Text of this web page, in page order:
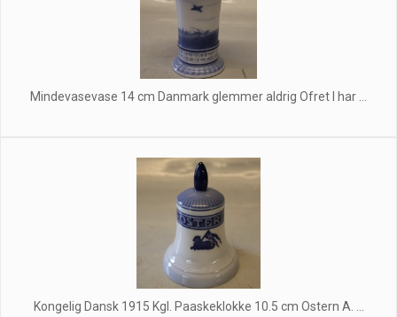
Mindevasevase 14 cm Danmark glemmer aldrig Ofret I har ...
Kongelig Dansk 1915 Kgl. Paaskeklokke 10.5 cm Ostern A. ...